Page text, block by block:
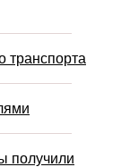
транспорта
получили